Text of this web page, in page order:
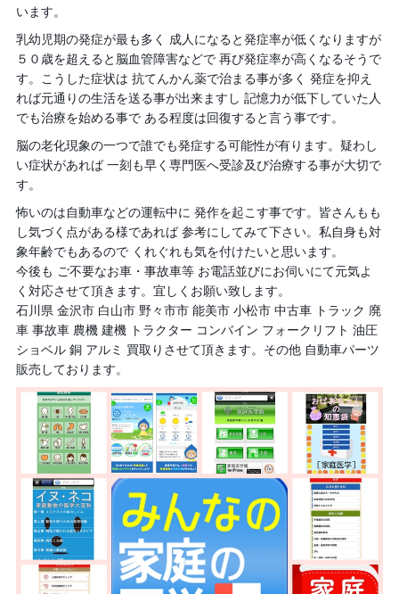
います。
乳幼児期の発症が最も多く 成人になると発症率が低くなりますが
５０歳を超えると脳血管障害などで 再び発症率が高くなるそうで
す。こうした症状は 抗てんかん薬で治まる事が多く 発症を抑え
れば元通りの生活を送る事が出来ますし 記憶力が低下していた人
でも治療を始める事で ある程度は回復すると言う事です。
脳の老化現象の一つで誰でも発症する可能性が有ります。疑わし
い症状があれば 一刻も早く専門医へ受診及び治療する事が大切で
す。
怖いのは自動車などの運転中に 発作を起こす事です。皆さんもも
し気づく点がある様であれば 参考にしてみて下さい。私自身も対
象年齢でもあるので くれぐれも気を付けたいと思います。
今後も ご不要なお車・事故車等 お電話並びにお伺いにて元気よ
く対応させて頂きます。宜しくお願い致します。
石川県 金沢市 白山市 野々市市 能美市 小松市 中古車 トラック 廃
車 事故車 農機 建機 トラクター コンバイン フォークリフト 油圧
ショベル 銅 アルミ 買取りさせて頂きます。その他 自動車パーツ
販売しております。